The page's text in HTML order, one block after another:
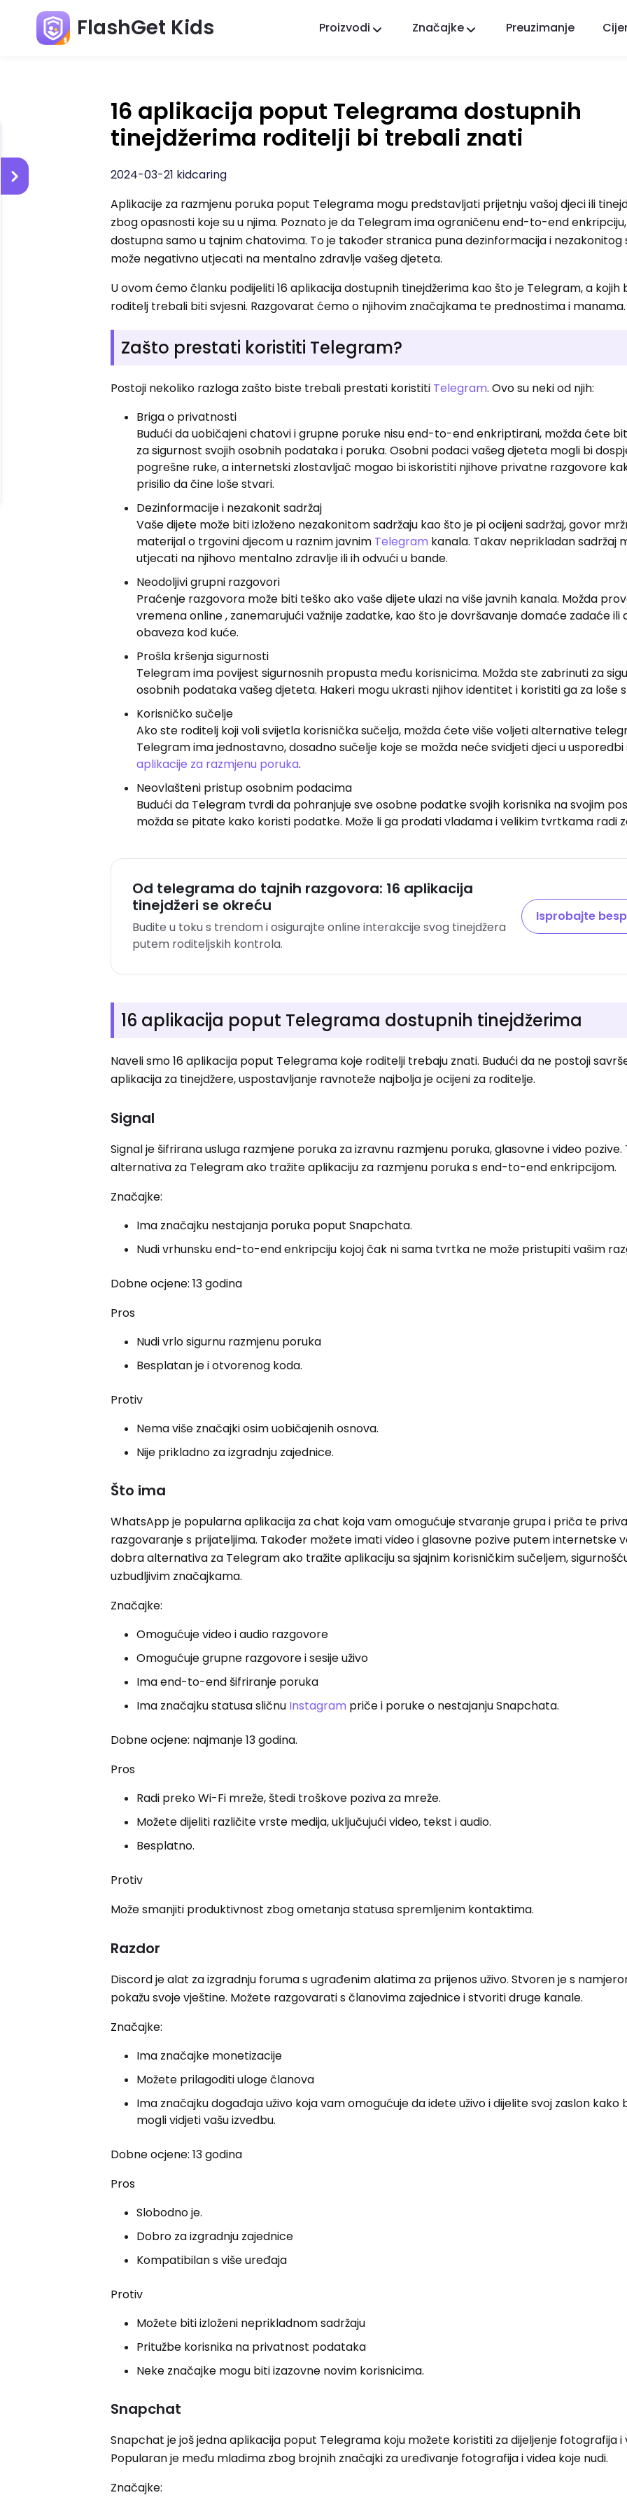
FlashGet Kids Proizvodi
FlashGet Finder
Sigurnost protiv krađe vašeg telefona, naša
odgovornost.
Značajke Preuzimanje
16 aplikacija poput Telegrama dostupnih
tinejdžerima roditelji bi trebali znati
2024-03-21 kidcaring
Aplikacije za razmjenu poruka poput Telegrama mogu predstavljati prijetnju vašoj djeci ili
zbog opasnosti koje su u njima. Poznato je da Telegram ima ograničenu end-to-end
dostupna samo u tajnim chatovima. To je također stranica puna dezinformacija i nezakonitog
može negativno utjecati na mentalno zdravlje vašeg djeteta.
U ovom ćemo članku podijeliti 16 aplikacija dostupnih tinejdžerima kao što je Telegram, a kojih
roditelj trebali biti svjesni. Razgovarat ćemo o njihovim značajkama te prednostima i manama.
Zašto prestati koristiti Telegram?
Postoji nekoliko razloga zašto biste trebali prestati koristiti Telegram. Ovo su neki od njih:
Briga o privatnosti
Budući da uobičajeni chatovi i grupne poruke nisu end-to-end enkriptirani, možda ćete
za sigurnost svojih osobnih podataka i poruka. Osobni podaci vašeg djeteta mogli bi
pogrešne ruke, a internetski zlostavljač mogao bi iskoristiti njihove privatne razgovore
prisilio da čine loše stvari.
Dezinformacije i nezakonit sadržaj
Vaše dijete može biti izloženo nezakonitom sadržaju kao što je pi ocijeni sadržaj, govor
materijal o trgovini djecom u raznim javnim Telegram kanala. Takav neprikladan sadržaj
utjecati na njihovo mentalno zdravlje ili ih odvući u bande.
Neodoljivi grupni razgovori
Praćenje razgovora može biti teško ako vaše dijete ulazi na više javnih kanala. Možda
vremena online , zanemarujući važnije zadatke, kao što je dovršavanje domaće zadaće ili
obaveza kod kuće.
Prošla kršenja sigurnosti
Telegram ima povijest sigurnosnih propusta među korisnicima. Možda ste zabrinuti za
osobnih podataka vašeg djeteta. Hakeri mogu ukrasti njihov identitet i koristiti ga za loše
Korisničko sučelje
Ako ste roditelj koji voli svijetla korisnička sučelja, možda ćete više voljeti alternative
Telegram ima jednostavno, dosadno sučelje koje se možda neće svidjeti djeci u
aplikacije za razmjenu poruka.
Neovlašteni pristup osobnim podacima
Budući da Telegram tvrdi da pohranjuje sve osobne podatke svojih korisnika na svojim
možda se pitate kako koristi podatke. Može li ga prodati vladama i velikim tvrtkama radi
Od telegrama do tajnih razgovora: 16 aplikacija
tinejdžeri se okreću
Budite u toku s trendom i osigurajte online interakcije svog tinejdžera
putem roditeljskih kontrola.
Isprobajte
16 aplikacija poput Telegrama dostupnih tinejdžerima
Naveli smo 16 aplikacija poput Telegrama koje roditelji trebaju znati. Budući da ne postoji
aplikacija za tinejdžere, uspostavljanje ravnoteže najbolja je ocijeni za roditelje.
Signal
Signal je šifrirana usluga razmjene poruka za izravnu razmjenu poruka, glasovne i video pozive.
alternativa za Telegram ako tražite aplikaciju za razmjenu poruka s end-to-end enkripcijom.
Značajke:
Ima značajku nestajanja poruka poput Snapchata.
Nudi vrhunsku end-to-end enkripciju kojoj čak ni sama tvrtka ne može pristupiti vašim
Dobne ocjene: 13 godina
Pros
Nudi vrlo sigurnu razmjenu poruka
Besplatan je i otvorenog koda.
Protiv
Nema više značajki osim uobičajenih osnova.
Nije prikladno za izgradnju zajednice.
Što ima
WhatsApp je popularna aplikacija za chat koja vam omogućuje stvaranje grupa i priča te
razgovaranje s prijateljima. Također možete imati video i glasovne pozive putem internetske
dobra alternativa za Telegram ako tražite aplikaciju sa sjajnim korisničkim sučeljem,
uzbudljivim značajkama.
Značajke:
Omogućuje video i audio razgovore
Omogućuje grupne razgovore i sesije uživo
Ima end-to-end šifriranje poruka
Ima značajku statusa sličnu Instagram priče i poruke o nestajanju Snapchata.
Dobne ocjene: najmanje 13 godina.
Pros
Radi preko Wi-Fi mreže, štedi troškove poziva za mreže.
Možete dijeliti različite vrste medija, uključujući video, tekst i audio.
Besplatno.
Protiv
Može smanjiti produktivnost zbog ometanja statusa spremljenim kontaktima.
Razdor
Discord je alat za izgradnju foruma s ugrađenim alatima za prijenos uživo. Stvoren je s
pokažu svoje vještine. Možete razgovarati s članovima zajednice i stvoriti druge kanale.
Značajke:
Ima značajke monetizacije
Možete prilagoditi uloge članova
Ima značajku događaja uživo koja vam omogućuje da idete uživo i dijelite svoj zaslon kako
mogli vidjeti vašu izvedbu.
Dobne ocjene: 13 godina
Pros
Slobodno je.
Dobro za izgradnju zajednice
Kompatibilan s više uređaja
Protiv
Možete biti izloženi neprikladnom sadržaju
Pritužbe korisnika na privatnost podataka
Neke značajke mogu biti izazovne novim korisnicima.
Snapchat
Snapchat je još jedna aplikacija poput Telegrama koju možete koristiti za dijeljenje fotografija i
Popularan je među mladima zbog brojnih značajki za uređivanje fotografija i videa koje nudi.
Značajke: